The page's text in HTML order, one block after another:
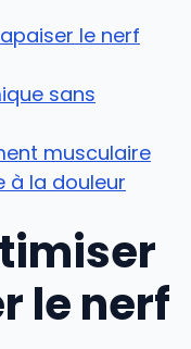
le nerf
sans
musculaire
à la douleur
le nerf